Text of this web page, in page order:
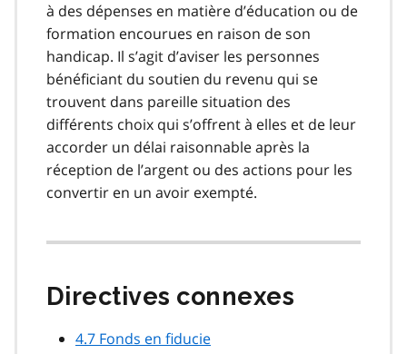
à des dépenses en matière d’éducation ou de
formation encourues en raison de son
handicap. Il s’agit d’aviser les personnes
bénéficiant du soutien du revenu qui se
trouvent dans pareille situation des
différents choix qui s’offrent à elles et de leur
accorder un délai raisonnable après la
réception de l’argent ou des actions pour les
convertir en un avoir exempté.
Directives connexes
4.7 Fonds en fiducie